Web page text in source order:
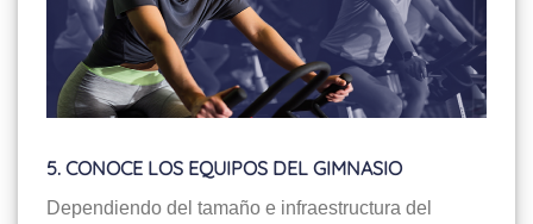
5. CONOCE LOS EQUIPOS DEL GIMNASIO
Dependiendo del tamaño e infraestructura del